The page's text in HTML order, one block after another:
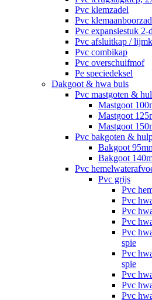
Pvc klemzadel
Pvc
Pvc expansiestuk
Pvc afsluitkap /
Pvc combikap
Pvc overschuifmof
Pe speciedeksel
Dakgoot & hwa buis
Pvc mastgoten &
Mastgoot
Mastgoot
Mastgoot
Pvc bakgoten &
Bakgoot
Bakgoot
Pvc
Pvc grijs
Pvc
Pvc
Pvc
Pvc
Pvc
spie
Pvc
spie
Pvc
Pvc
Pvc